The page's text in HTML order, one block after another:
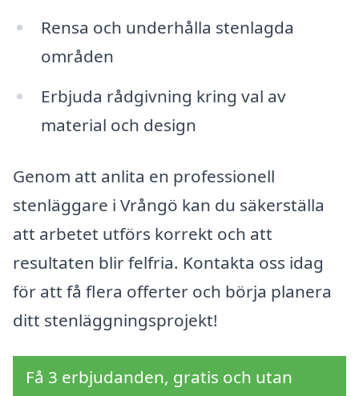
Rensa och underhålla stenlagda
områden
Erbjuda rådgivning kring val av
material och design
Genom att anlita en professionell
stenläggare i Vrångö kan du säkerställa
att arbetet utförs korrekt och att
resultaten blir felfria. Kontakta oss idag
för att få flera offerter och börja planera
ditt stenläggningsprojekt!
Få 3 erbjudanden, gratis och utan